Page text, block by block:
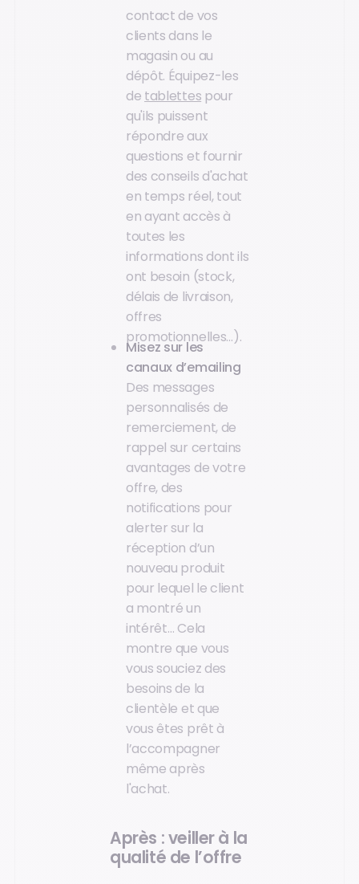
contact de vos
clients dans le
magasin ou au
dépôt. Équipez-les
de tablettes pour
qu'ils puissent
répondre aux
questions et fournir
des conseils d'achat
en temps réel, tout
en ayant accès à
toutes les
informations dont ils
ont besoin (stock,
délais de livraison,
offres
promotionnelles…).
Misez sur les
canaux d’emailing
Des messages
personnalisés de
remerciement, de
rappel sur certains
avantages de votre
offre, des
notifications pour
alerter sur la
réception d’un
nouveau produit
pour lequel le client
a montré un
intérêt… Cela
montre que vous
vous souciez des
besoins de la
clientèle et que
vous êtes prêt à
l’accompagner
même après
l'achat.
Après : veiller à la
qualité de l’offre